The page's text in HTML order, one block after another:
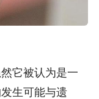
它被认为是一
生可能与遗